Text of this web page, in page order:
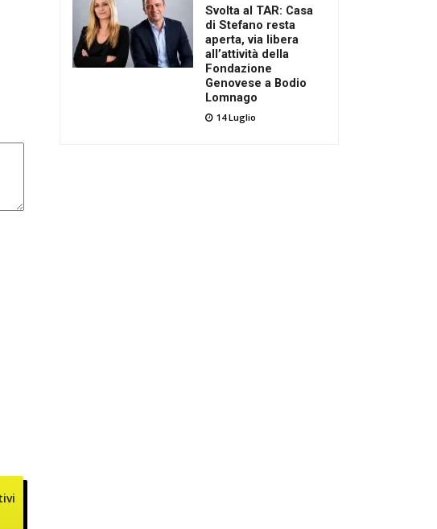
Svolta al TAR: Casa
di Stefano resta
aperta, via libera
all’attività della
Fondazione
Genovese a Bodio
Lomnago
14 Luglio